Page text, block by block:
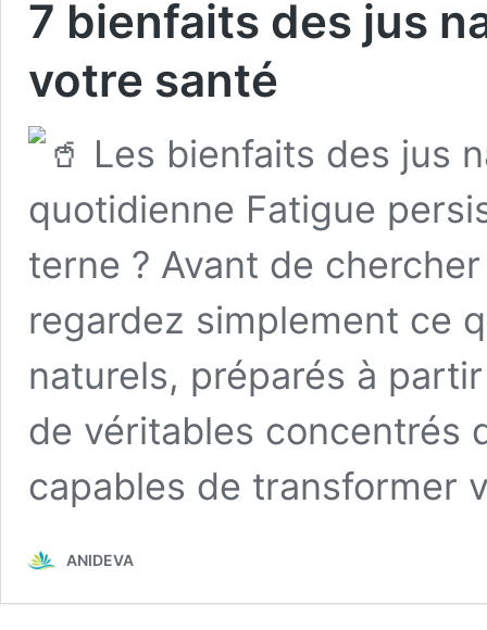
7 bienfaits des jus
votre santé
Les bienfaits des jus
quotidienne Fatigue
terne ? Avant de
regardez simplement ce
naturels, préparés à
de véritables concentrés
capables de transformer
ANIDEVA